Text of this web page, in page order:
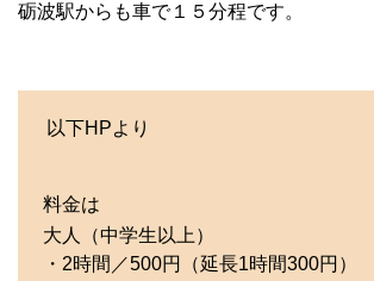
砺波駅からも車で１５分程です。
以下HPより
料金は
大人（中学生以上）
・2時間／500円（延長1時間300円）